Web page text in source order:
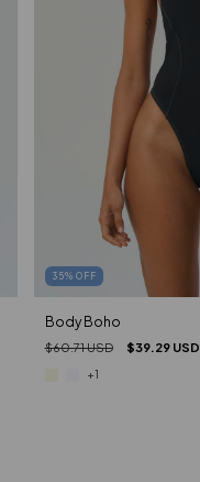
35% OFF
Body Boho
$60.71 USD $39.29 USD
+1